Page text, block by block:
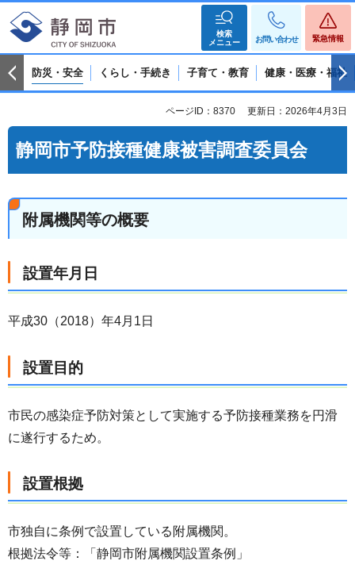
検索
メニュー
お問い合わせ 緊急情報
防災・安全 くらし・手続き 子育て・教育 健康・医療・福祉
ページID：8370 更新日：2026年4月3日
静岡市予防接種健康被害調査委員会
附属機関等の概要
設置年月日
平成30（2018）年4月1日
設置目的
市民の感染症予防対策として実施する予防接種業務を円滑
に遂行するため。
設置根拠
市独自に条例で設置している附属機関。
根拠法令等：「静岡市附属機関設置条例」